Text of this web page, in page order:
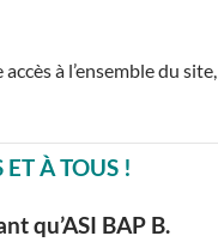
à l’ensemble du site,
À TOUS !
qu’ASI BAP B.